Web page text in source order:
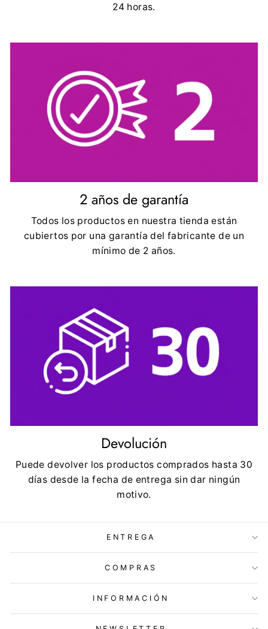
24 horas.
2 años de garantía
Todos los productos en nuestra tienda están
cubiertos por una garantía del fabricante de un
mínimo de 2 años.
Devolución
Puede devolver los productos comprados hasta 30
días desde la fecha de entrega sin dar ningún
motivo.
ENTREGA
COMPRAS
INFORMACIÓN